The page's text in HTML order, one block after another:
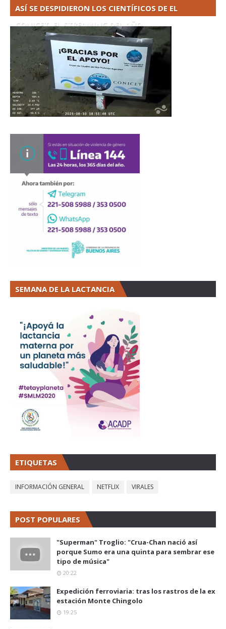
ASÍ SE DESPIDIERON LOS CIENTÍFICOS DE EL
CONICET. EL STREAMING DEL AÑO
SEMANA DE LA LACTANCIA
ETIQUETAS
INFORMACIÓN GENERAL NETFLIX VIRALES
POST POPULARES
"Superman" Troglio: "Crua-Chan nació así
porque Sumo era una quinta para sembrar ese
tipo de música"
20:22
Expedición ferroviaria: tras los rastros de la ex
estación Monte Chingolo
19:25